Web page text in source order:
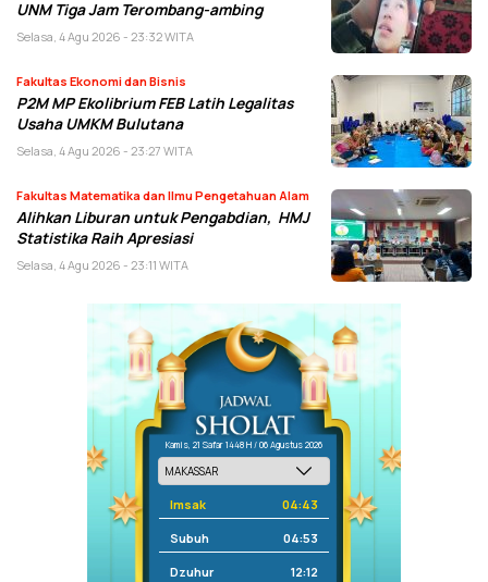
UNM Tiga Jam Terombang-ambing
Selasa, 4 Agu 2026 - 23:32 WITA
Fakultas Ekonomi dan Bisnis
P2M MP Ekolibrium FEB Latih Legalitas
Usaha UMKM Bulutana
Selasa, 4 Agu 2026 - 23:27 WITA
Fakultas Matematika dan Ilmu Pengetahuan Alam
Alihkan Liburan untuk Pengabdian, HMJ
Statistika Raih Apresiasi
Selasa, 4 Agu 2026 - 23:11 WITA
Kamis, 21 Safar 1448 H / 06 Agustus 2026
Imsak 04:43
Subuh 04:53
Dzuhur 12:12